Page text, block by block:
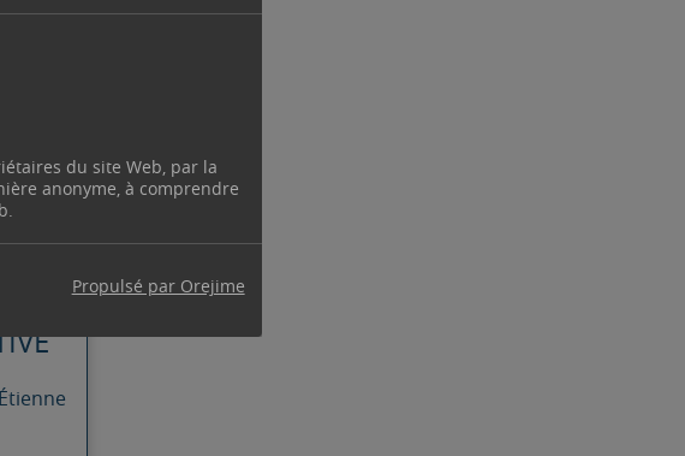
du site Web, par la
anonyme, à comprendre
Propulsé par Orejime
les vacances d’hiver.